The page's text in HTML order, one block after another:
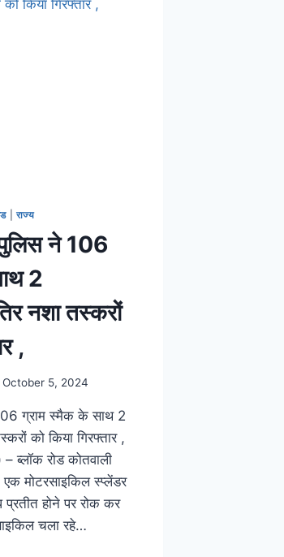
राज्य
ने 106
2
नशा तस्करों
,
October 5, 2024
ग्राम स्मैक के साथ 2
को किया गिरफ्तार ,
ब्लॉक रोड कोतवाली
मोटरसाइकिल स्प्लेंडर
प्रतीत होने पर रोक कर
चला रहे…